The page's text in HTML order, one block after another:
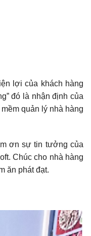
lợi của khách hàng
đó là nhận định của
quản lý nhà hàng
ơn sự tin tưởng của
Chúc cho nhà hàng
ăn phát đạt.